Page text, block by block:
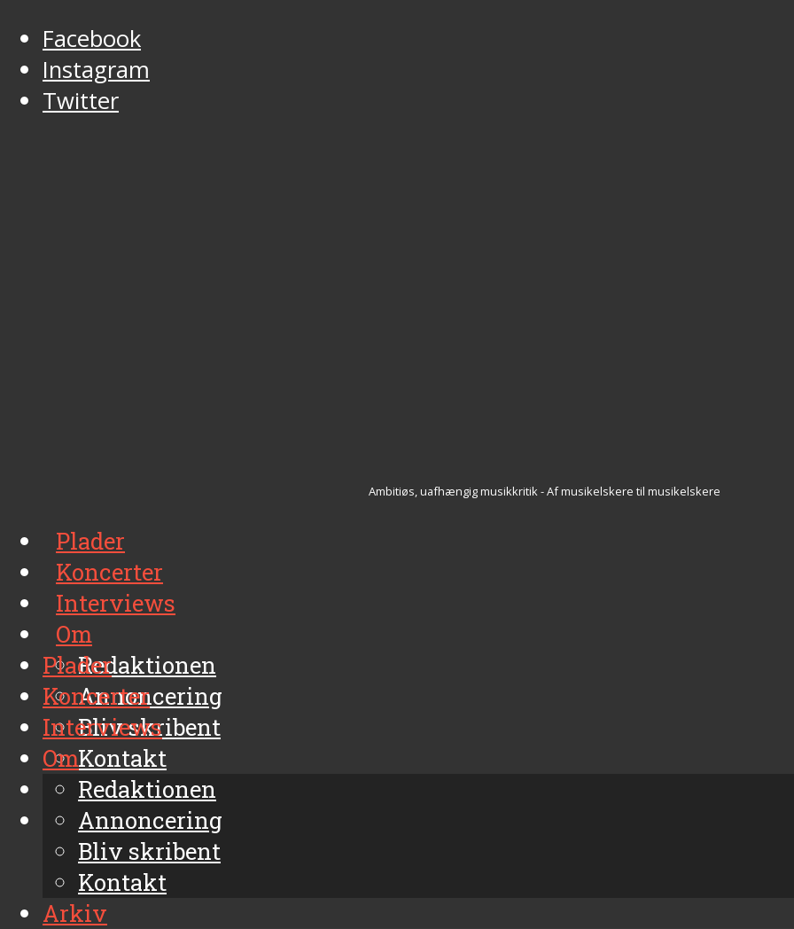
Facebook
Instagram
Twitter
Ambitiøs, uafhængig musikkritik - Af musikelskere til musikelskere
Plader
Koncerter
Interviews
Om
Redaktionen
Annoncering
Bliv skribent
Kontakt
Arkiv
Plader
Koncerter
Interviews
Om
Redaktionen
Annoncering
Bliv skribent
Kontakt
Arkiv